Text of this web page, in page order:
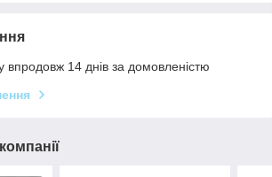
впродовж 14 днів за домовленістю